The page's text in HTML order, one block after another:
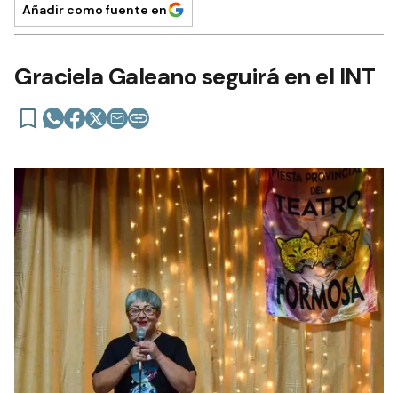
Añadir como fuente en
Graciela Galeano seguirá en el INT